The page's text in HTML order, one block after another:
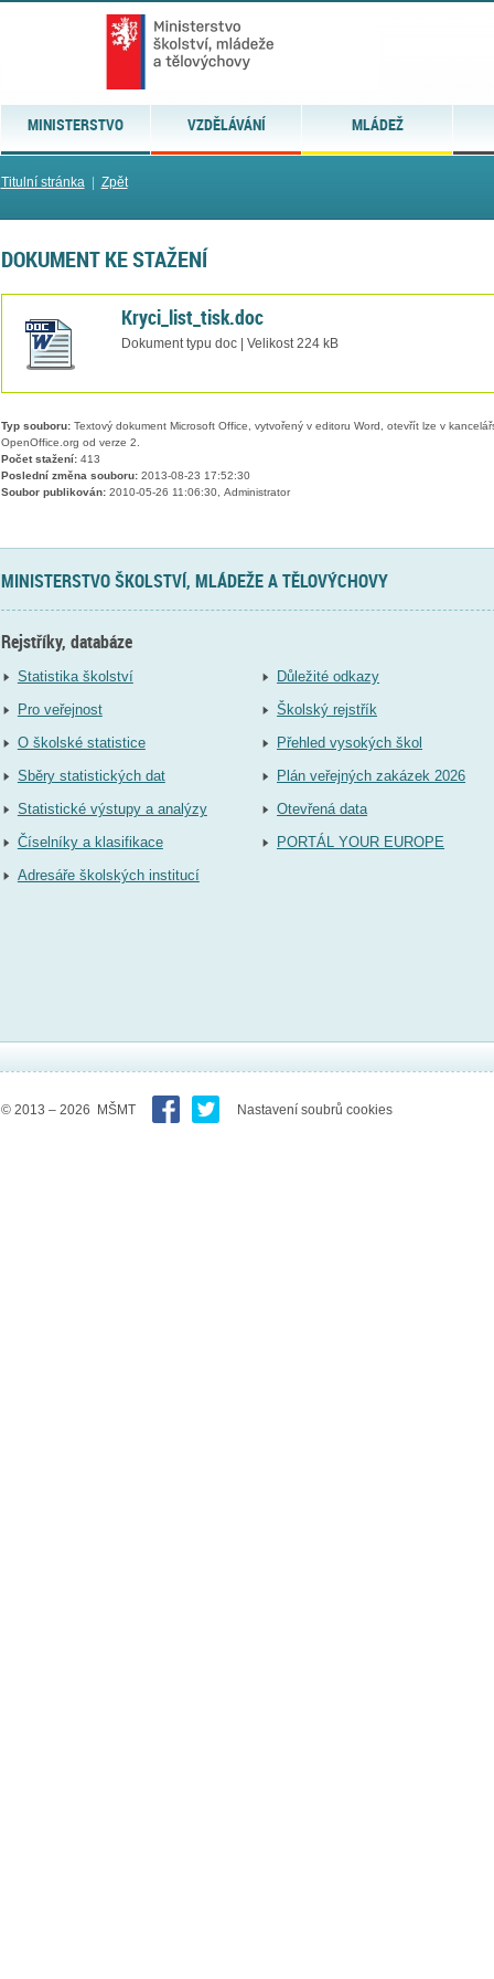
MINISTERSTVO VZDĚLÁVÁNÍ MLÁDEŽ
Titulní stránka| Zpět
DOKUMENT KE STAŽENÍ
Kryci_list_tisk.doc
Dokument typu doc | Velikost 224 kB
Typ souboru:Textový dokument Microsoft Office, vytvořený v editoru Word, otevřít lze v
OpenOffice.org od verze 2.
Počet stažení:413
Poslední změna souboru:2013-08-23 17:52:30
Soubor publikován:2010-05-26 11:06:30, Administrator
MINISTERSTVO ŠKOLSTVÍ, MLÁDEŽE A TĚLOVÝCHOVY
Rejstříky, databáze
Statistika školství
Pro veřejnost
O školské statistice
Sběry statistických dat
Statistické výstupy a analýzy
Číselníky a klasifikace
Adresáře školských institucí
Důležité odkazy
Školský rejstřík
Přehled vysokých škol
Plán veřejných zakázek 2026
Otevřená data
PORTÁL YOUR EUROPE
© 2013 – 2026 MŠMT Nastavení soubrů cookies